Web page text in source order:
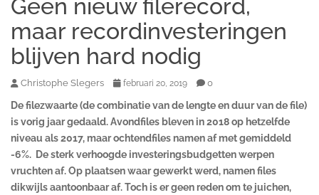
Geen nieuw filerecord,
maar recordinvesteringen
blijven hard nodig
Christophe Slegers februari 20, 2019 0
De filezwaarte (de combinatie van de lengte en duur van de file)
is vorig jaar gedaald. Avondfiles bleven in 2018 op hetzelfde
niveau als 2017, maar ochtendfiles namen af met gemiddeld
-6%. De sterk verhoogde investeringsbudgetten werpen
vruchten af. Op plaatsen waar gewerkt werd, namen files
dikwijls aantoonbaar af. Toch is er geen reden om te juichen,